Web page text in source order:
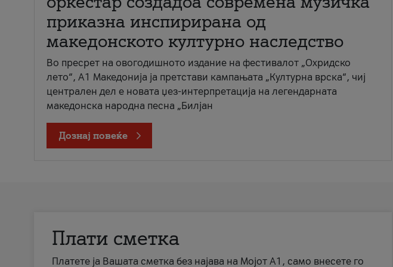
приказна инспирирана од
македонското културно наследство
Во пресрет на овогодишното издание на фестивалот „Охридско
лето“, А1 Македонија ја претстави кампањата „Културна врска“, чиј
централен дел е новата џез-интерпретација на легендарната
македонска народна песна „Билјан
Дознај повеќе
Плати сметка
Платете ја Вашата сметка без најава на Мојот А1, само внесете го